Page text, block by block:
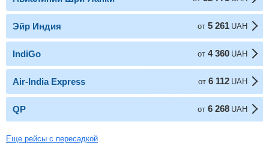
Эйр Индия от 5 261 UAH
IndiGo от 4 360 UAH
Air-India Express от 6 112 UAH
QP от 6 268 UAH
Еще рейсы с пересадкой